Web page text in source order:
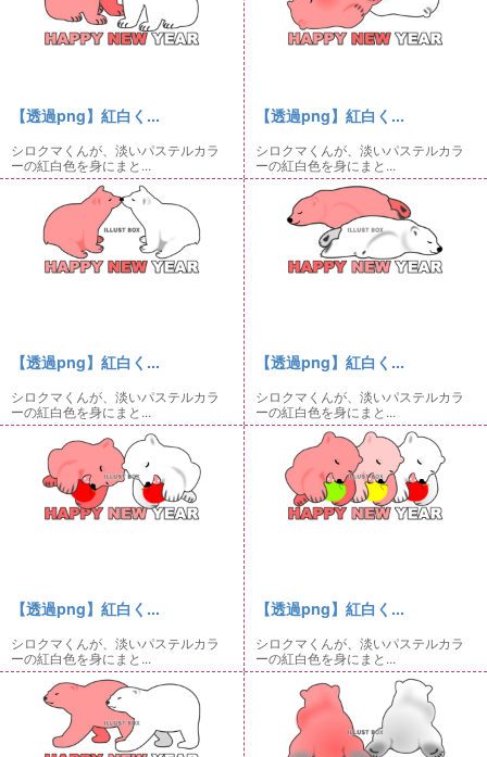
【透過png】紅白く...
シロクマくんが、淡いパステルカラ
ーの紅白色を身にまと...
【透過png】紅白く...
シロクマくんが、淡いパステルカラ
ーの紅白色を身にまと...
【透過png】紅白く...
シロクマくんが、淡いパステルカラ
ーの紅白色を身にまと...
【透過png】紅白く...
シロクマくんが、淡いパステルカラ
ーの紅白色を身にまと...
【透過png】紅白く...
シロクマくんが、淡いパステルカラ
ーの紅白色を身にまと...
【透過png】紅白く...
シロクマくんが、淡いパステルカラ
ーの紅白色を身にまと...